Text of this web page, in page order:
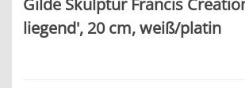
liegend', 20 cm, weiß/platin